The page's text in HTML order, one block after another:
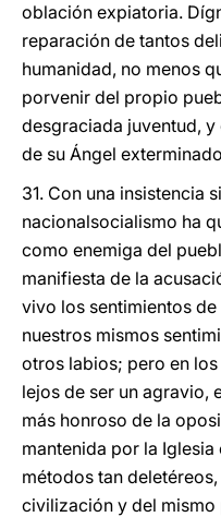
oblación expiatoria.
reparación de tantos
humanidad, no menos
porvenir del propio
desgraciada juventud,
de su Ángel
31. Con una insistencia
nacionalsocialismo ha
como enemiga del
manifiesta de la
vivo los sentimientos
nuestros mismos
otros labios; pero en
lejos de ser un agravio,
más honroso de la
mantenida por la
métodos tan
civilización y del mismo